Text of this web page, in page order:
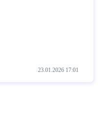
23.01.2026 17:01